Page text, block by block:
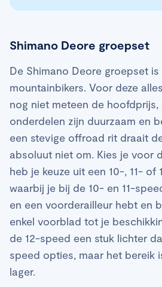
Shimano Deore groepset
De Shimano Deore groepset
mountainbikers. Voor deze
nog niet meteen de hoofdprijs,
onderdelen zijn duurzaam en
een stevige offroad rit draait
absoluut niet om. Kies je voor
heb je keuze uit een 10-, 11-
waarbij je bij de 10- en 11-
en een voorderailleur hebt en
enkel voorblad tot je
de 12-speed een stuk lichter
speed opties, maar het bereik
lager.